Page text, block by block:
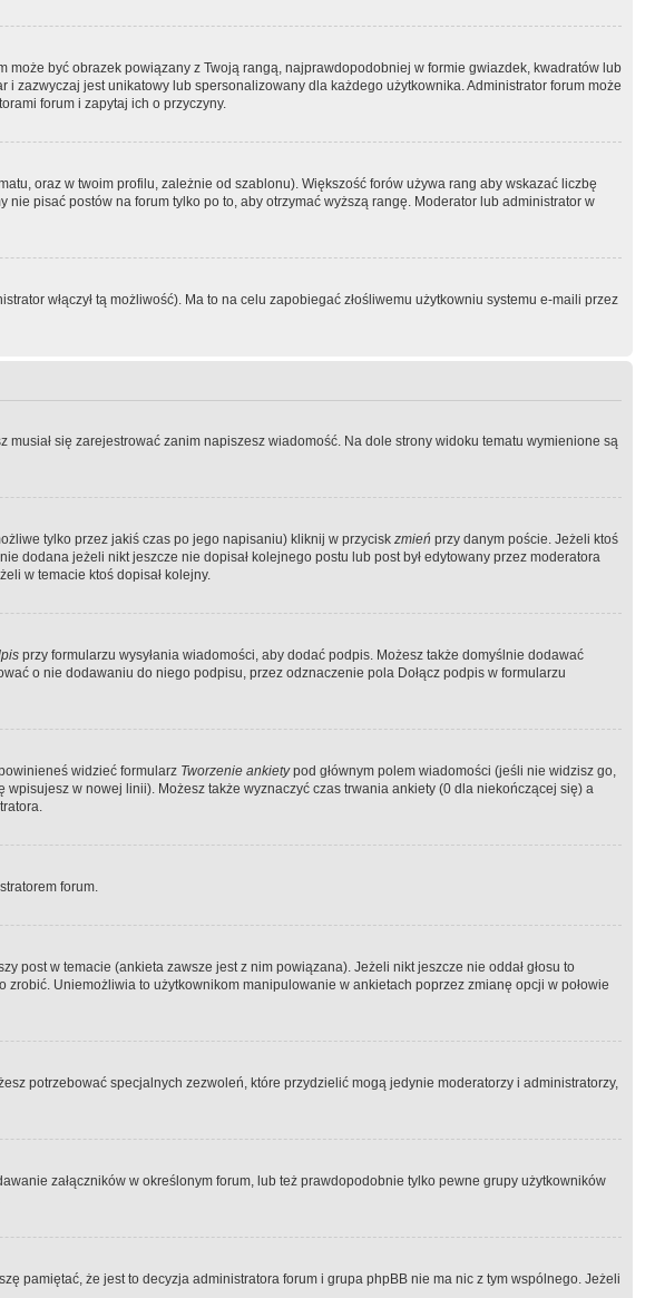
być obrazek powiązany z Twoją rangą, najprawdopodobniej w formie gwiazdek, kwadratów lub
zazwyczaj jest unikatowy lub spersonalizowany dla każdego użytkownika. Administrator forum może
forum i zapytaj ich o przyczyny.
oraz w twoim profilu, zależnie od szablonu). Większość forów używa rang aby wskazać liczbę
pisać postów na forum tylko po to, aby otrzymać wyższą rangę. Moderator lub administrator w
włączył tą możliwość). Ma to na celu zapobiegać złośliwemu użytkowniu systemu e-maili przez
się zarejestrować zanim napiszesz wiadomość. Na dole strony widoku tematu wymienione są
tylko przez jakiś czas po jego napisaniu) kliknij w przycisk zmień przy danym poście. Jeżeli ktoś
dodana jeżeli nikt jeszcze nie dopisał kolejnego postu lub post był edytowany przez moderatora
w temacie ktoś dopisał kolejny.
przy formularzu wysyłania wiadomości, aby dodać podpis. Możesz także domyślnie dodawać
o nie dodawaniu do niego podpisu, przez odznaczenie pola Dołącz podpis w formularzu
widzieć formularz Tworzenie ankietypod głównym polem wiadomości (jeśli nie widzisz go,
w nowej linii). Możesz także wyznaczyć czas trwania ankiety (0 dla niekończącej się) a
forum.
post w temacie (ankieta zawsze jest z nim powiązana). Jeżeli nikt jeszcze nie oddał głosu to
Uniemożliwia to użytkownikom manipulowanie w ankietach poprzez zmianę opcji w połowie
potrzebować specjalnych zezwoleń, które przydzielić mogą jedynie moderatorzy i administratorzy,
załączników w określonym forum, lub też prawdopodobnie tylko pewne grupy użytkowników
pamiętać, że jest to decyzja administratora forum i grupa phpBB nie ma nic z tym wspólnego. Jeżeli